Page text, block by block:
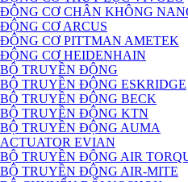
ĐỘNG CƠ CHÂN KHÔNG
ĐỘNG CƠ ARCUS
ĐỘNG CƠ PITTMAN AMETEK
ĐỘNG CƠ HEIDENHAIN
BỘ TRUYỀN ĐỘNG
BỘ TRUYỀN ĐỘNG ESKRIDGE
BỘ TRUYỀN ĐỘNG BECK
BỘ TRUYỀN ĐỘNG KTN
BỘ TRUYỀN ĐỘNG AUMA
ACTUATOR EVIAN
BỘ TRUYỀN ĐỘNG AIR
BỘ TRUYỀN ĐỘNG AIR-MITE